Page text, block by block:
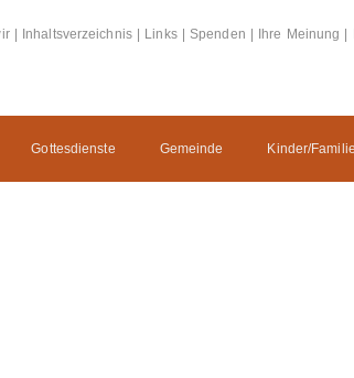
| Inhaltsverzeichnis| Links| Spenden Ihre Meinung
Gottesdienste Gemeinde Kinder/Familie